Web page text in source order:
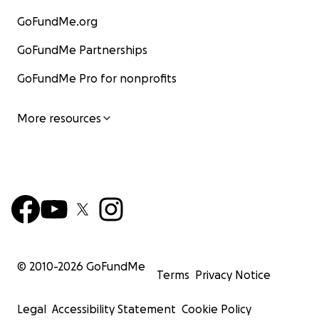
GoFundMe.org
GoFundMe Partnerships
GoFundMe Pro for nonprofits
More resources
© 2010-2026 GoFundMe
Terms Privacy Notice
Legal Accessibility Statement Cookie Policy